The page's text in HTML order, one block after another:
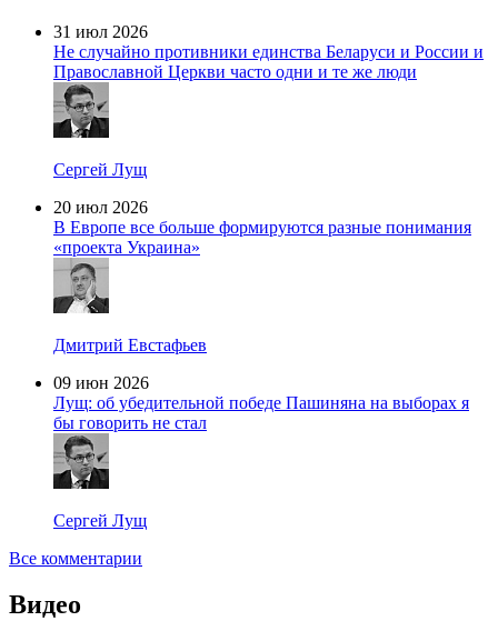
31 июл 2026
Не случайно противники единства Беларуси и России и
Православной Церкви часто одни и те же люди
Сергей Лущ
20 июл 2026
В Европе все больше формируются разные понимания
«проекта Украина»
Дмитрий Евстафьев
09 июн 2026
Лущ: об убедительной победе Пашиняна на выборах я
бы говорить не стал
Сергей Лущ
Все комментарии
Видео